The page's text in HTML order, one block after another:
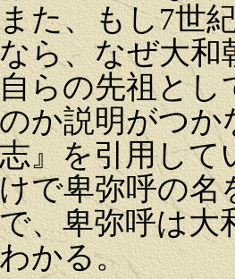
また、もし7世
なら、なぜ大和
自らの先祖とし
のか説明がつか
志』を引用して
けで卑弥呼の名
で、卑弥呼は大
わかる。